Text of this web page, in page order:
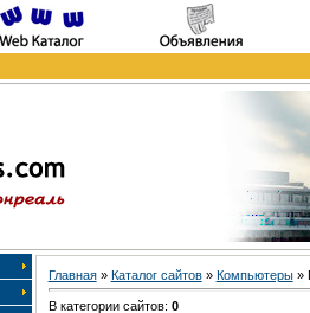
Главная» Каталог сайтов» Компьютеры»
В категории сайтов: 0